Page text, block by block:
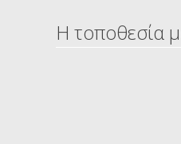
Η τοποθεσία